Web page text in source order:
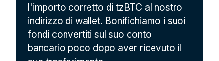
l'importo corretto di tzBTC al nostro
indirizzo di wallet. Bonifichiamo i suoi
fondi convertiti sul suo conto
bancario poco dopo aver ricevuto il